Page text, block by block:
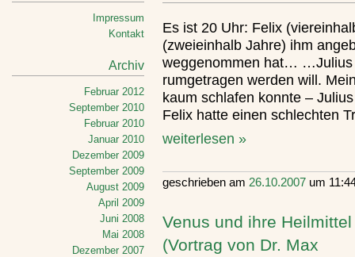
Es ist 20 Uhr: Felix
(zweieinhalb Jahre) ihm
weggenommen hat… …Julius
rumgetragen werden will.
kaum schlafen konnte –
Felix hatte einen schlechten
weiterlesen »
geschrieben am 26.10.2007 um
Venus und ihre Heilmittel
(Vortrag von Dr. Max
Impressum
Kontakt
Archiv
Februar 2012
September 2010
Februar 2010
Januar 2010
Dezember 2009
September 2009
August 2009
April 2009
Juni 2008
Mai 2008
Dezember 2007